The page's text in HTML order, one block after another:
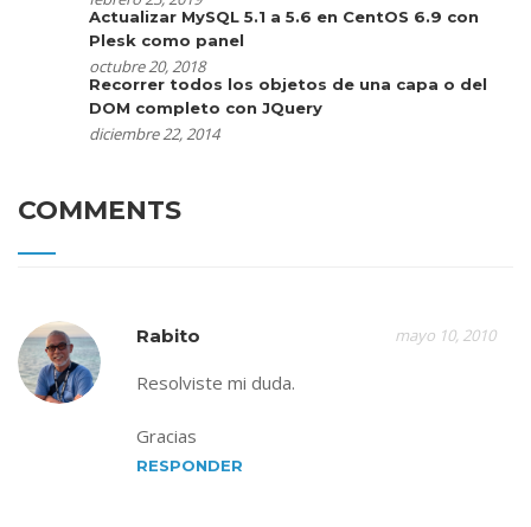
Actualizar MySQL 5.1 a 5.6 en CentOS 6.9 con
Plesk como panel
octubre 20, 2018
Recorrer todos los objetos de una capa o del
DOM completo con JQuery
diciembre 22, 2014
COMMENTS
Rabito mayo 10, 2010
Resolviste mi duda.
Gracias
RESPONDER